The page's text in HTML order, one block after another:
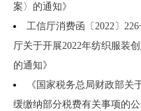
案〉的通知》
工信厅消费函〔2022〕
厅关于开展2022年纺织服装
的通知》
《国家税务总局财政部关
缓缴纳部分税费有关事项的